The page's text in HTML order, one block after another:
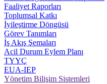
Faaliyet Raporları
Toplumsal Katkı
İyileştirme Döngüsü
Görev Tanımları
İş Akış Şemaları
Acil Durum Eylem Planı
TYYÇ
EUA-IEP
Yönetim Bilişim Sistemleri